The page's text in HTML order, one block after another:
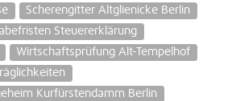
Scherengitter Altglienicke Berlin
Steuererklärung
Wirtschaftsprüfung Alt-Tempelhof
Kurfürstendamm Berlin